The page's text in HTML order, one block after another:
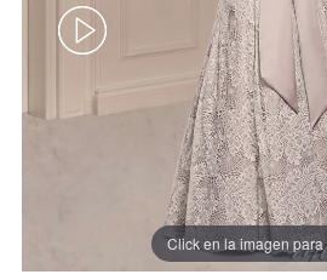
Click en la imagen